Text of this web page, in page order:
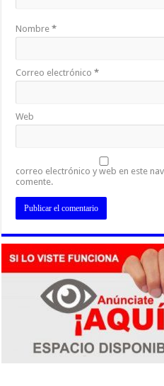
Nombre*
Correo electrónico*
Web
correo electrónico y web en este
comente.